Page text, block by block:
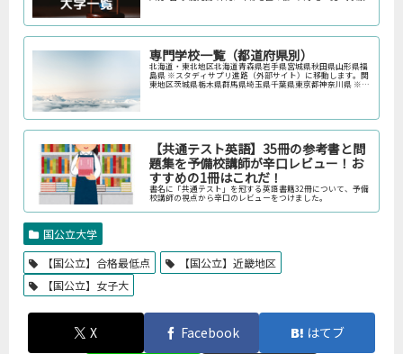
専門学校一覧（都道府県別）
北海道・東北地区北海道青森県岩手県宮城県秋田県山形県福
島県 ※スタディサプリ進路（外部サイト）に移動します。関
東地区茨城県栃木県群馬県埼玉県千葉県東京都神奈川県 ※ス
【共通テスト英語】35冊の参考書と問
題集を予備校講師が辛口レビュー！お
すすめの1冊はこれだ！
書名に「共通テスト」を冠する英語書籍32冊について、予備
校講師の視点から辛口のレビューをつけました。
国公立大学
【国公立】合格最低点
【国公立】近畿地区
【国公立】女子大
X Facebook はてブ